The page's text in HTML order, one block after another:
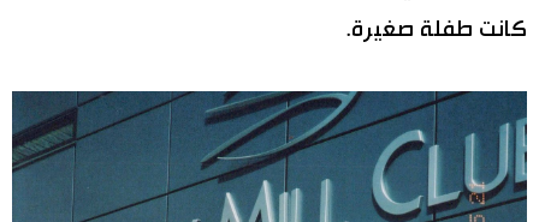
كانت طفلة صغيرة.